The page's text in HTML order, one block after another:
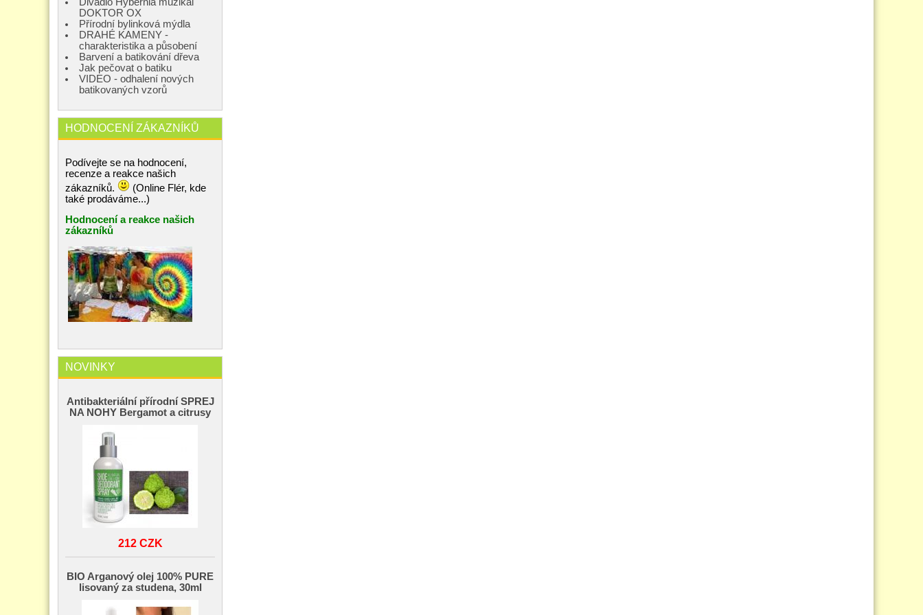
DOKTOR OX
Přírodní bylinková mýdla
DRAHÉ KAMENY -
charakteristika a působení
Barvení a batikování dřeva
Jak pečovat o batiku
VIDEO - odhalení nových
batikovaných vzorů
HODNOCENÍ ZÁKAZNÍKŮ
Podívejte se na hodnocení,
recenze a reakce našich
zákazníků.
(Online Flér, kde
také prodáváme...)
Hodnocení a reakce našich
zákazníků
NOVINKY
Antibakteriální přírodní SPREJ
NA NOHY Bergamot a citrusy
212 CZK
BIO Arganový olej 100% PURE
lisovaný za studena, 30ml